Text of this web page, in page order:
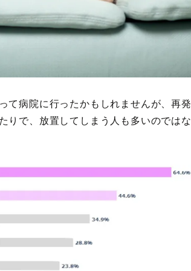
て病院に行ったかもしれませんが、再発
りで、放置してしまう人も多いのではな